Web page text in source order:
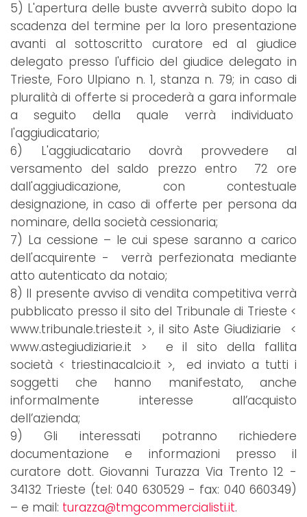
5) L'apertura delle buste avverrà subito dopo la
scadenza del termine per la loro presentazione
avanti al sottoscritto curatore ed al giudice
delegato presso l'ufficio del giudice delegato in
Trieste, Foro Ulpiano n. 1, stanza n. 79; in caso di
pluralità di offerte si procederà a gara informale
a seguito della quale verrà individuato
l'aggiudicatario;
6) L'aggiudicatario dovrà provvedere al
versamento del saldo prezzo entro 72 ore
dall'aggiudicazione, con contestuale
designazione, in caso di offerte per persona da
nominare, della società cessionaria;
7) La cessione – le cui spese saranno a carico
dell'acquirente - verrà perfezionata mediante
atto autenticato da notaio;
8) Il presente avviso di vendita competitiva verrà
pubblicato presso il sito del Tribunale di Trieste <
www.tribunale.trieste.it >, il sito Aste Giudiziarie <
www.astegiudiziarie.it > e il sito della fallita
società < triestinacalcio.it >, ed inviato a tutti i
soggetti che hanno manifestato, anche
informalmente interesse all’acquisto
dell’azienda;
9) Gli interessati potranno richiedere
documentazione e informazioni presso il
curatore dott. Giovanni Turazza Via Trento 12 -
34132 Trieste (tel: 040 630529 - fax: 040 660349)
– e mail: turazza@tmgcommercialisti.it.